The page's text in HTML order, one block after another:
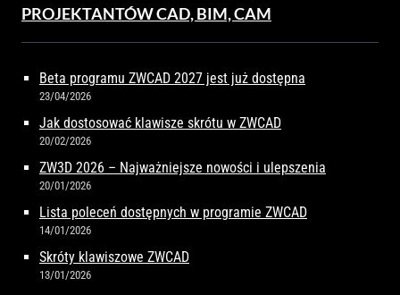
PROJEKTANTÓW CAD, BIM, CAM
Beta programu ZWCAD 2027 jest już dostępna
23/04/2026
Jak dostosować klawisze skrótu w ZWCAD
20/02/2026
ZW3D 2026 – Najważniejsze nowości i ulepszenia
20/01/2026
Lista poleceń dostępnych w programie ZWCAD
14/01/2026
Skróty klawiszowe ZWCAD
13/01/2026